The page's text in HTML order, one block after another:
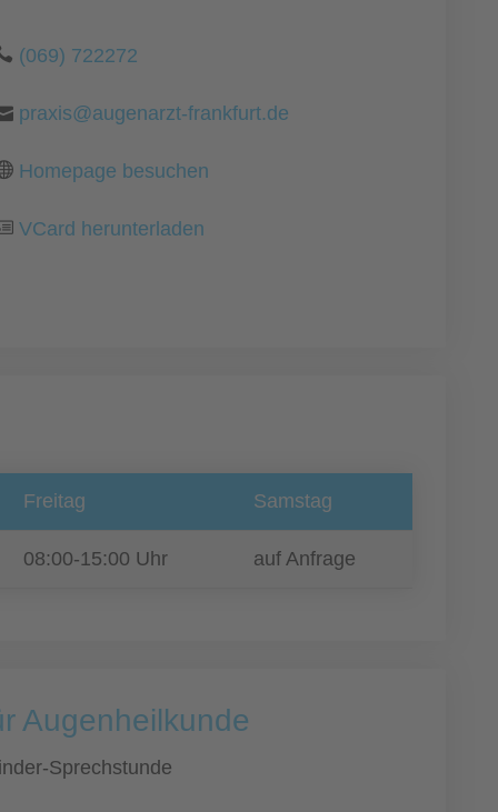
(069) 722272
praxis@augenarzt-frankfurt.de
Homepage besuchen
VCard herunterladen
Freitag Samstag
08:00-15:00 Uhr auf Anfrage
Augenheilkunde
Sprechstunde